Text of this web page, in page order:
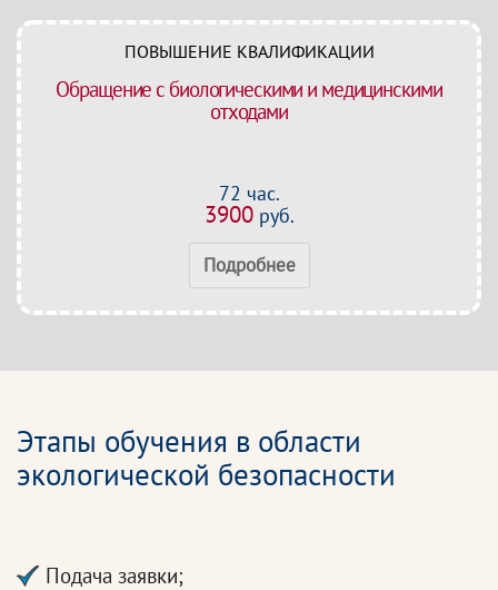
ПОВЫШЕНИЕ КВАЛИФИКАЦИИ
Обращение с биологическими и медицинскими
отходами
72 час.
3900руб.
Подробнее
Этапы обучения в области
экологической безопасности
Подача заявки;